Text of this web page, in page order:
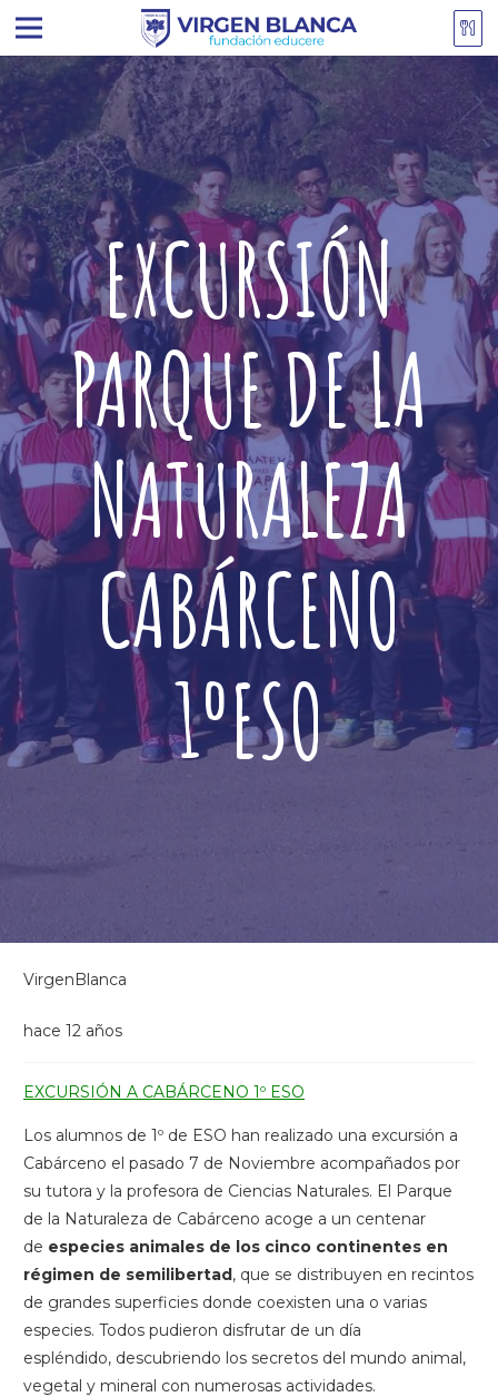
EXCURSIÓN
PARQUE DE LA
NATURALEZA
CABÁRCENO
1ºESO
VirgenBlanca
hace 12 años
EXCURSIÓN A CABÁRCENO 1º ESO
Los alumnos de 1º de ESO han realizado una excursión a
Cabárceno el pasado 7 de Noviembre acompañados por
su tutora y la profesora de Ciencias Naturales. El Parque
de la Naturaleza de Cabárceno acoge a un centenar
de especies animales de los cinco continentes en
régimen de semilibertad, que se distribuyen en recintos
de grandes superficies donde coexisten una o varias
especies. Todos pudieron disfrutar de un día
espléndido, descubriendo los secretos del mundo animal,
vegetal y mineral con numerosas actividades.